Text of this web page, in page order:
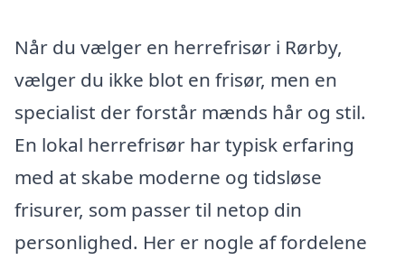
Når du vælger en herrefrisør i Rørby,
vælger du ikke blot en frisør, men en
specialist der forstår mænds hår og stil.
En lokal herrefrisør har typisk erfaring
med at skabe moderne og tidsløse
frisurer, som passer til netop din
personlighed. Her er nogle af fordelene